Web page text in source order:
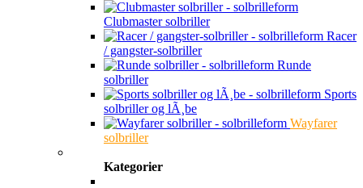
Clubmaster solbriller
Racer
/ gangster-solbriller
Runde
solbriller
Sports
solbriller og lÃ¸be
Wayfarer
solbriller
Kategorier